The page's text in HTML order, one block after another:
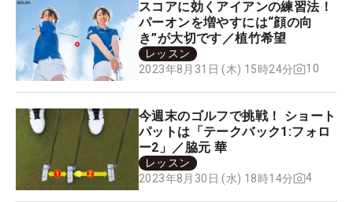
スコアに効くアイアンの練習法！
パーオンを増やすには“顔の向
き”が大切です／植竹希望
レッスン
2023年8月31日 (木) 15時24分
10
今週末のゴルフで挑戦！ ショート
パットは「テークバック1:フォロ
ー2」／脇元 華
レッスン
2023年8月30日 (水) 18時14分
4